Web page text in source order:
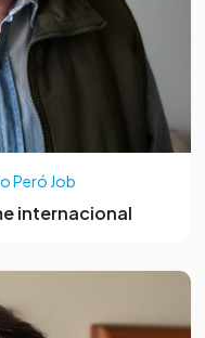
Peró Job
internacional